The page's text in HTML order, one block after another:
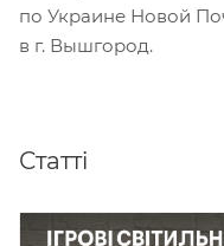
по Украине Новой
в г. Вышгород.
Статті